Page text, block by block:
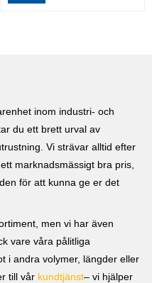
inom industri- och
du ett brett urval av
Vi strävar alltid efter
marknadsmässigt bra pris,
för att kunna ge er det
men vi har även
vare våra pålitliga
i andra volymer, längder eller
till vår kundtjänst– vi hjälper